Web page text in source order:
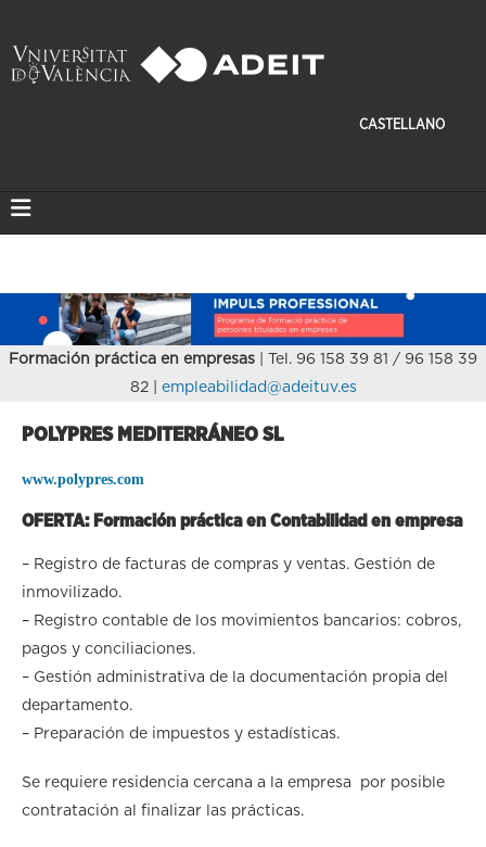
CASTELLANO
Formación práctica en empresas
| Tel. 96 158 39 81 / 96 158 39
82 | empleabilidad@adeituv.es
POLYPRES MEDITERRÁNEO SL
www.polypres.com
OFERTA: Formación práctica en Contabilidad en empresa
– Registro de facturas de compras y ventas. Gestión de
inmovilizado.
– Registro contable de los movimientos bancarios: cobros,
pagos y conciliaciones.
– Gestión administrativa de la documentación propia del
departamento.
– Preparación de impuestos y estadísticas.
Se requiere residencia cercana a la empresa por posible
contratación al finalizar las prácticas.